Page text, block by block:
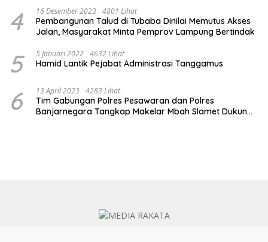
4 16 Desember 2023 4801 Lihat
Pembangunan Talud di Tubaba Dinilai Memutus Akses
Jalan, Masyarakat Minta Pemprov Lampung Bertindak
5 5 Januari 2022 4632 Lihat
Hamid Lantik Pejabat Administrasi Tanggamus
6 13 April 2023 4283 Lihat
Tim Gabungan Polres Pesawaran dan Polres
Banjarnegara Tangkap Makelar Mbah Slamet Dukun